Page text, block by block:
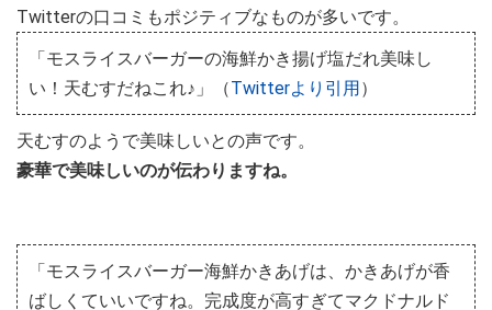
Twitterの口コミもポジティブなものが多いです。
「モスライスバーガーの海鮮かき揚げ塩だれ美味し
い！天むすだねこれ♪」（Twitterより引用）
天むすのようで美味しいとの声です。
豪華で美味しいのが伝わりますね。
「モスライスバーガー海鮮かきあげは、かきあげが香
ばしくていいですね。完成度が高すぎてマクドナルド